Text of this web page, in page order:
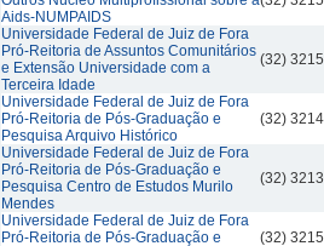
Aids-NUMPAIDS
Universidade Federal de Juiz de Fora
Pró-Reitoria de Assuntos Comunitários
e Extensão Universidade com a
Terceira Idade
(32)
Universidade Federal de Juiz de Fora
Pró-Reitoria de Pós-Graduação e
Pesquisa Arquivo Histórico
(32)
Universidade Federal de Juiz de Fora
Pró-Reitoria de Pós-Graduação e
Pesquisa Centro de Estudos Murilo
Mendes
(32)
Universidade Federal de Juiz de Fora
Pró-Reitoria de Pós-Graduação e
(32)